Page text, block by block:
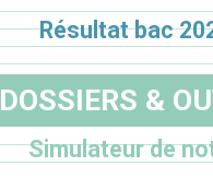
Résultat bac
DOSSIERS &
Simulateur de